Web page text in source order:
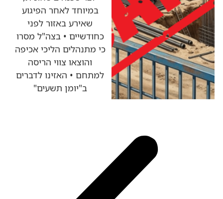
במיוחד לאחר הפיגוע
שאירע באזור לפני
כחודשיים • בצה"ל מסרו
כי מתנהלים הליכי אכיפה
והוצאו צווי הריסה
למתחם • האזינו לדברים
ב"יומן תשעים"